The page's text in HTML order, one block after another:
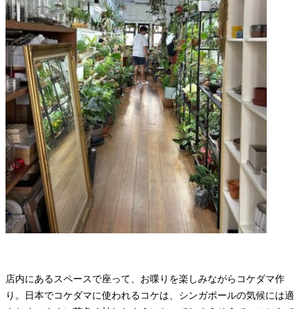
店内にあるスペースで座って、お喋りを楽しみながらコケダマ作
り。日本でコケダマに使われるコケは、シンガポールの気候には適